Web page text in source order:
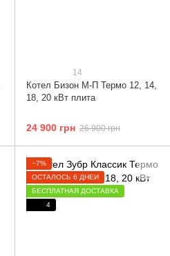
14
Котел Бизон М-П Термо 12, 14,
18, 20 кВт плита
24 900 грн 26 900 грн
−7%
ОСТАЛОСЬ 6 ДНЕЙ
БЕСПЛАТНАЯ ДОСТАВКА
4